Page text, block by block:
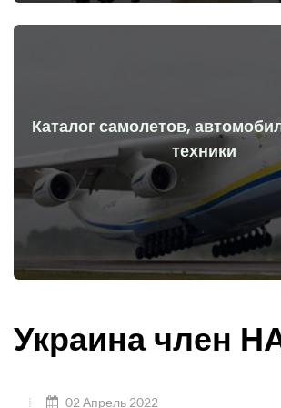
Каталог самолетов,
техники
Самолеты, машины, технические
начала войны
Перейти
Украина член
02 Апрель 2022